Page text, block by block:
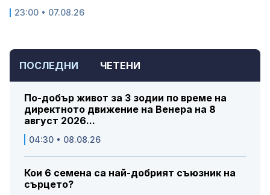
ПОСЛЕДНИ ЧЕТЕНИ
По-добър живот за 3 зодии по време на
директното движение на Венера на 8
август 2026...
04:30 • 08.08.26
Кои 6 семена са най-добрият съюзник на
сърцето?
23:00 • 07.08.26